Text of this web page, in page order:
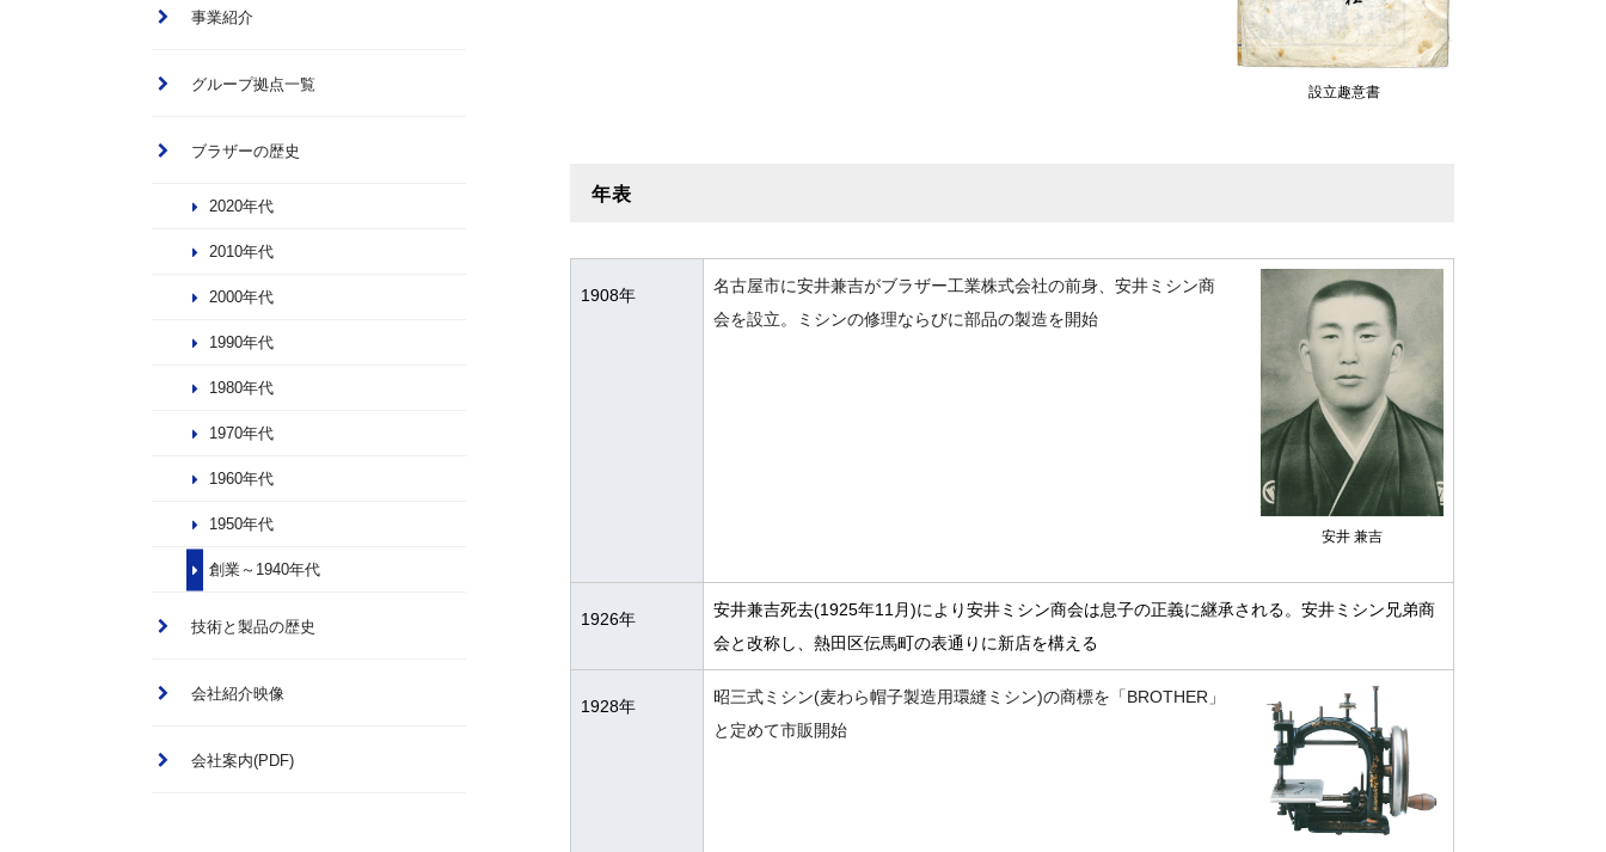
事業紹介
グループ拠点一覧
ブラザーの歴史
2020年代
2010年代
2000年代
1990年代
1980年代
1970年代
1960年代
1950年代
創業～1940年代
技術と製品の歴史
会社紹介映像
会社案内(PDF)
設立趣意書
年表
1908年
名古屋市に安井兼吉がブラザー工業株式会社の前身、安井ミシン商
会を設立。ミシンの修理ならびに部品の製造を開始
安井 兼吉
1926年
安井兼吉死去(1925年11月)により安井ミシン商会は息子の正義に継承される。安井ミシン兄弟商
会と改称し、熱田区伝馬町の表通りに新店を構える
1928年
昭三式ミシン(麦わら帽子製造用環縫ミシン)の商標を「BROTHER」
と定めて市販開始